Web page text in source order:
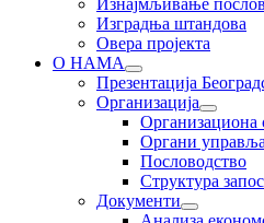
Изнајмљивање
Изградња штандова
Овера пројекта
О НАМА
Презентација
Организација
Организациона
Органи
Пословодство
Структура
Документи